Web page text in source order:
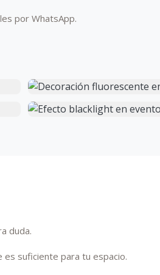
por WhatsApp.
duda.
suficiente para tu espacio.